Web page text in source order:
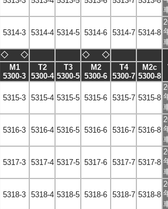
5314-3 5314-4 5314-5 5314-6 5314-7 5314-8
◇ ◇ ◇ ◇
M1
5300-3
T2
5300-4
T3
5300-5
M2
5300-6
T4
5300-7
M2c
5300-8
5315-3 5315-4 5315-5 5315-6 5315-7 5315-8
5316-3 5316-4 5316-5 5316-6 5316-7 5316-8
5317-3 5317-4 5317-5 5317-6 5317-7 5317-8
5318-3 5318-4 5318-5 5318-6 5318-7 5318-8